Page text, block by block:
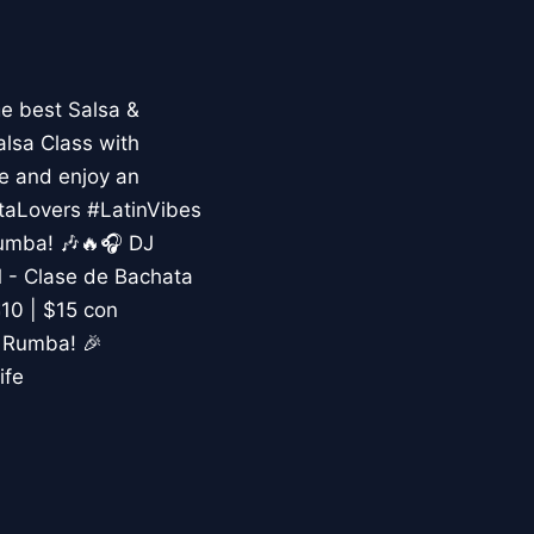
best Salsa &
Class with
and enjoy an
#LatinVibes
🎶🔥🎧 DJ
- Clase de Bachata
| $15 con
🎉